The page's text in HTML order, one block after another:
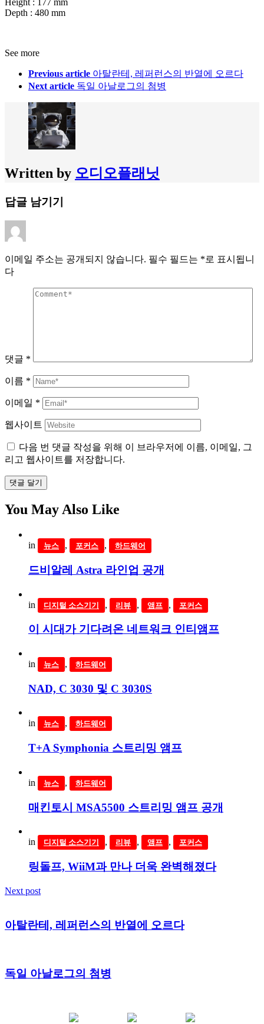
Depth : 480 mm
See more
Previous article 아탈란테, 레퍼런스의 반열에 오르다
Next article 독일 아날로그의 첨병
Written by 오디오플래닛
답글 남기기
이메일 주소는 공개되지 않습니다. 필수 필드는 *로 표시됩니
다
댓글 *
이름 *
이메일 *
웹사이트
다음 번 댓글 작성을 위해 이 브라우저에 이름, 이메일, 그
리고 웹사이트를 저장합니다.
댓글 달기
You May Also Like
in 뉴스 , 포커스 , 하드웨어
드비알레 Astra 라인업 공개
in 디지털 소스기기 , 리뷰 , 앰프 , 포커스
이 시대가 기다려온 네트워크 인티앰프
in 뉴스 , 하드웨어
NAD, C 3030 및 C 3030S
in 뉴스 , 하드웨어
T+A Symphonia 스트리밍 앰프
in 뉴스 , 하드웨어
매킨토시 MSA5500 스트리밍 앰프 공개
in 디지털 소스기기 , 리뷰 , 앰프 , 포커스
링돌프, WiiM과 만나 더욱 완벽해졌다
Next post
아탈란테, 레퍼런스의 반열에 오르다
독일 아날로그의 첨병